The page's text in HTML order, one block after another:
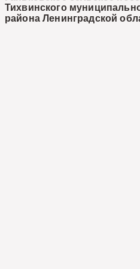
Тихвинского
района